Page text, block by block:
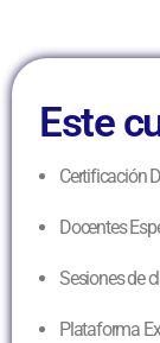
Este
Certificación
Docentes
Sesiones de
Plataforma